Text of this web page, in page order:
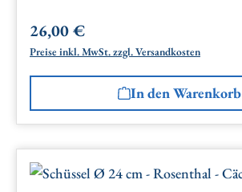
Regulärer Preis:
26,00 €
Preise inkl. MwSt. zzgl. Versandkosten
In den Warenkorb